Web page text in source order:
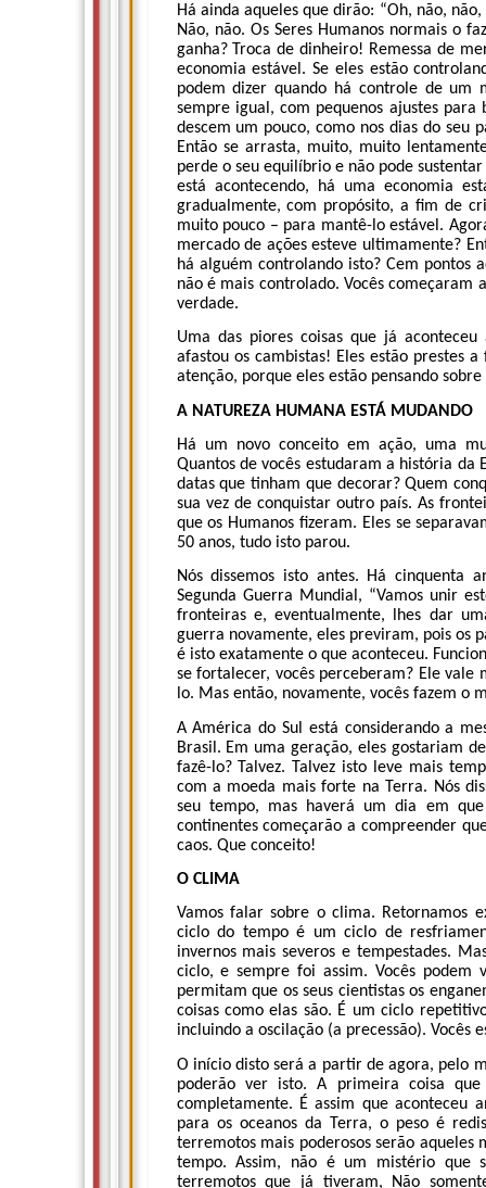
Há ainda aqueles que dirão: “Oh, não,
Não, não. Os Seres Humanos normais o
ganha? Troca de dinheiro! Remessa de
economia estável. Se eles estão
podem dizer quando há controle de um
sempre igual, com pequenos ajustes
descem um pouco, como nos dias do seu
Então se arrasta, muito, muito
perde o seu equilíbrio e não pode
está acontecendo, há uma economia
gradualmente, com propósito, a fim de
muito pouco – para mantê-lo estável.
mercado de ações esteve ultimamente?
há alguém controlando isto? Cem pontos
não é mais controlado. Vocês começaram
verdade.
Uma das piores coisas que já
afastou os cambistas! Eles estão prestes
atenção, porque eles estão pensando
A NATUREZA HUMANA ESTÁ MUDANDO
Há um novo conceito em ação, uma
Quantos de vocês estudaram a história da
datas que tinham que decorar? Quem
sua vez de conquistar outro país. As
que os Humanos fizeram. Eles se
50 anos, tudo isto parou.
Nós dissemos isto antes. Há cinquenta
Segunda Guerra Mundial, “Vamos unir
fronteiras e, eventualmente, lhes dar
guerra novamente, eles previram, pois os
é isto exatamente o que aconteceu.
se fortalecer, vocês perceberam? Ele vale
lo. Mas então, novamente, vocês fazem o
A América do Sul está considerando a
Brasil. Em uma geração, eles gostariam
fazê-lo? Talvez. Talvez isto leve mais
com a moeda mais forte na Terra. Nós
seu tempo, mas haverá um dia em
continentes começarão a compreender
caos. Que conceito!
O CLIMA
Vamos falar sobre o clima. Retornamos
ciclo do tempo é um ciclo de
invernos mais severos e tempestades.
ciclo, e sempre foi assim. Vocês podem
permitam que os seus cientistas os
coisas como elas são. É um ciclo
incluindo a oscilação (a precessão). Vocês
O início disto será a partir de agora, pelo
poderão ver isto. A primeira coisa
completamente. É assim que aconteceu
para os oceanos da Terra, o peso é
terremotos mais poderosos serão aqueles
tempo. Assim, não é um mistério que
terremotos que já tiveram, Não